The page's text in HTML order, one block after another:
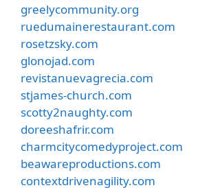
greelycommunity.org
ruedumainerestaurant.com
rosetzsky.com
glonojad.com
revistanuevagrecia.com
stjames-church.com
scotty2naughty.com
doreeshafrir.com
charmcitycomedyproject.com
beawareproductions.com
contextdrivenagility.com